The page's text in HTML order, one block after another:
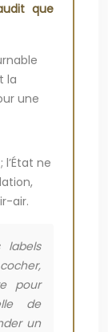
que
la
une
ne
air.
labels
pour
de
un